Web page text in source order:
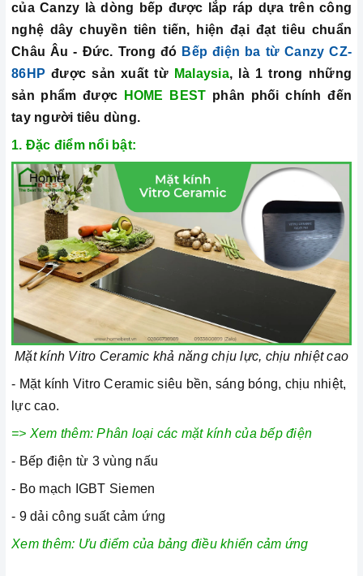
của Canzy là dòng bếp được lắp ráp dựa trên công
nghệ dây chuyền tiên tiến, hiện đại đạt tiêu chuẩn
Châu Âu - Đức. Trong đó Bếp điện ba từCanzy CZ-
86HP được sản xuất từ Malaysia, là 1 trong những
sản phẩm được
HOME BEST phân phối chính đến
tay người tiêu dùng.
1. Đặc điểm nổi bật:
Mặt kính Vitro Ceramic khả năng chịu lực, chịu nhiệt cao
- Mặt kính Vitro Ceramic siêu bền, sáng bóng, chịu nhiệt,
lực cao.
=> Xem thêm:Phân loại các mặt kính của bếp điện
- Bếp điện từ 3 vùng nấu
- Bo mạch IGBT Siemen
- 9 dải công suất cảm ứng
Xem thêm: Ưu điểm của bảng điều khiển cảm ứng